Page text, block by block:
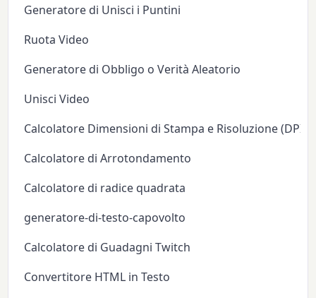
Generatore di Unisci i Puntini
Ruota Video
Generatore di Obbligo o Verità Aleatorio
Unisci Video
Calcolatore Dimensioni di Stampa e Risoluzione (DPI/
Calcolatore di Arrotondamento
Calcolatore di radice quadrata
generatore-di-testo-capovolto
Calcolatore di Guadagni Twitch
Convertitore HTML in Testo